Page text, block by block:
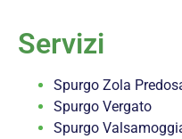
Servizi
Spurgo Zola
Spurgo Vergato
Spurgo